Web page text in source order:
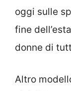
oggi sulle
fine
donne di
Altro